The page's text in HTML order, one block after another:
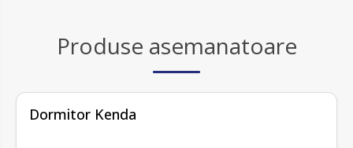
Produse asemanatoare
Dormitor Kenda